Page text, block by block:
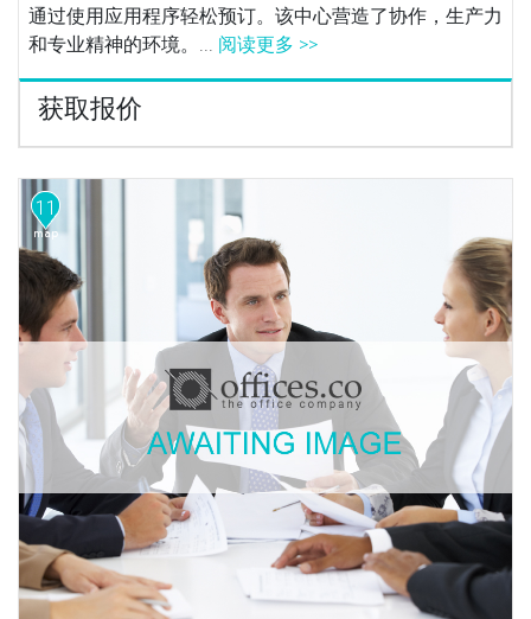
通过使用应用程序轻松预订。该中心营造了协作，生产力
和专业精神的环境。... 阅读更多 >>
获取报价
11